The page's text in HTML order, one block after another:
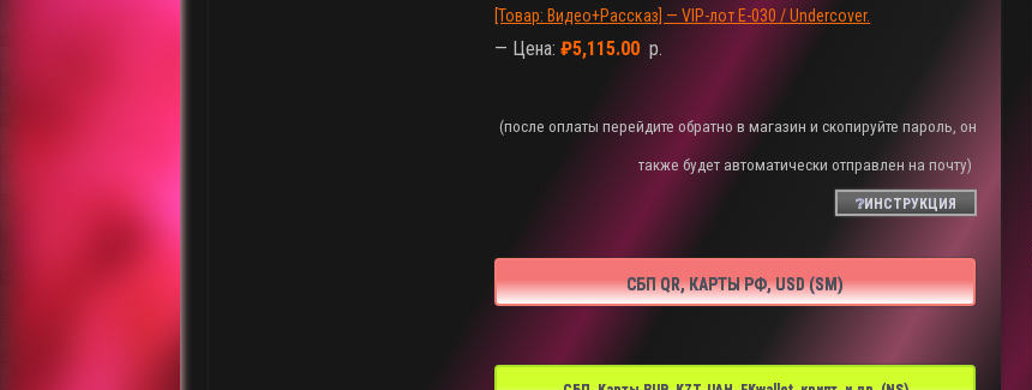
[Товар: Видео+Рассказ] — VIP-лот E-030 / Undercover.
— Цена:₽5,115.00 р.
(после оплаты перейдите обратно в магазин и скопируйте пароль, он
также будет автоматически отправлен на почту)
❔ИНСТРУКЦИЯ
СБП QR, КАРТЫ РФ, USD (SM)